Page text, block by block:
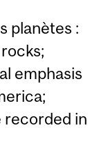
planètes :
emphasis
recorded in